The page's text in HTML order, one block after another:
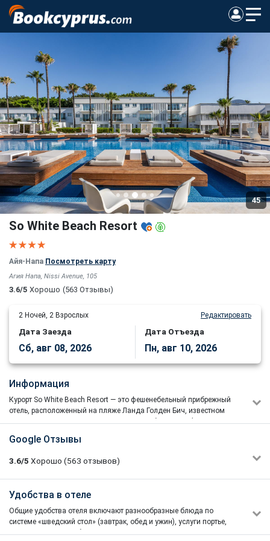
45
So White Beach Resort
Айя-Напа Посмотреть карту
Агия Напа, Nissi Avenue, 105
3.6/5 Хорошо (563 Отзывы)
2 Ночей, 2 Взрослых Редактировать
Дата Заезда
Сб, авг 08, 2026
Дата Отъезда
Пн, авг 10, 2026
Информация
Курорт So White Beach Resort — это фешенебельный прибрежный
отель, расположенный на пляже Ланда Голден Бич, известном
своим золотым песком и кристально-голубой водой (признан
тропической территорией и впечатляющим комплексом из трёх
Таким образом, White Club Resort предлагает выбор
светодиодных элементов управления во всех люксах и многого
другого.Расположенный в потрясающих тропических садах с
высокими пальмами, необычный белоснежный бассейн
соблазнит любого своими плавающими шезлонгами,
Google Отзывы
3.6/5 Хорошо (563 отзывов)
Yuliia Kobzar
Отдыхали в отеле во второй половине сентября. Ехали с
опаской , отзывы были плохие, но очень хотелось в отпуск ,
а время выбора было ограничено, и у отелей с высоким
Удобства в отеле
Общие удобства отеля включают разнообразные блюда по
системе «шведский стол» (завтрак, обед и ужин), услуги портье,
стойку консьержа и бесплатный Wi-Fi во всех номерах и